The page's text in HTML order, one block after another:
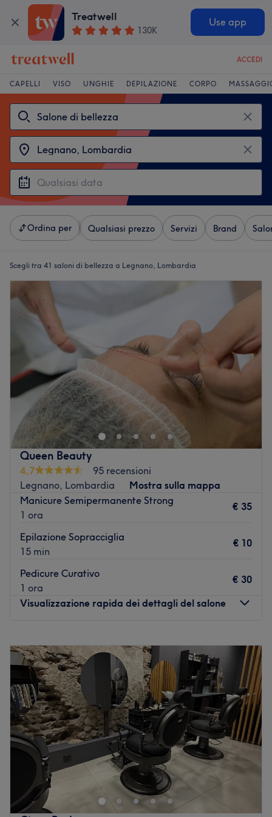
Treatwell
130K
Use app
ACCEDI
CAPELLI VISO UNGHIE DEPILAZIONE CORPO
Ordina per Qualsiasi prezzo Servizi Brand
Scegli tra 41 saloni di bellezza a Legnano, Lombardia
Queen Beauty
4,7
95 recensioni
Legnano, Lombardia
Mostra sulla mappa
Manicure Semipermanente Strong
1 ora
€ 35
Epilazione Sopracciglia
15 min
€ 10
Pedicure Curativo
1 ora
€ 30
Visualizzazione rapida dei dettagli del salone
Martedì
09:00
Mercoledì
09:00 –20:30
Giovedì
09:00–20:30
Venerdì
09:00–20:30
Sabato
Chiuso
Domenica
Chiuso
Queen Beauty è in via S. Domenico 1, nel cuore di
Legnano ed è un centro estetico in cui ogni cliente può
rilassarsi e rigenerare corpo e mente con trattamenti di
bellezza personalizzati.